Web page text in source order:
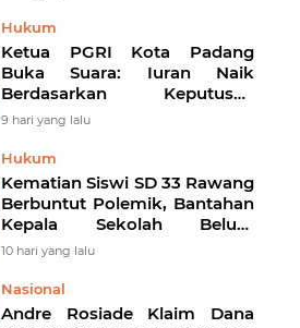
Hukum
Ketua PGRI Kota Padang
Buka Suara: Iuran Naik
Berdasarkan Keputusan
Kongres, Transparansi Tetap
9 hari yang lalu
Hukum
Kematian Siswi SD 33 Rawang
Berbuntut Polemik, Bantahan
Kepala Sekolah Belum
Menutup Pertanyaan: Di Mana
10 hari yang lalu
Nasional
Andre Rosiade Klaim Dana